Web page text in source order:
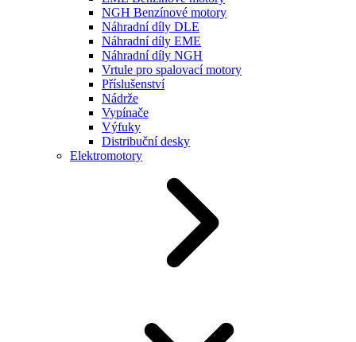
NGH Benzínové motory
Náhradní díly DLE
Náhradní díly EME
Náhradní díly NGH
Vrtule pro spalovací motory
Příslušenství
Nádrže
Vypínače
Výfuky
Distribuční desky
Elektromotory